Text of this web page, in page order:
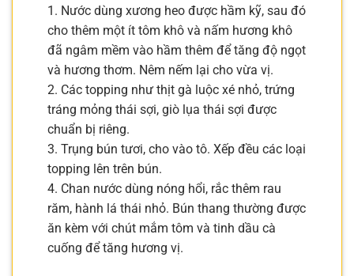
1. Nước dùng xương heo được hầm kỹ, sau đó
cho thêm một ít tôm khô và nấm hương khô
đã ngâm mềm vào hầm thêm để tăng độ ngọt
và hương thơm. Nêm nếm lại cho vừa vị.
2. Các topping như thịt gà luộc xé nhỏ, trứng
tráng mỏng thái sợi, giò lụa thái sợi được
chuẩn bị riêng.
3. Trụng bún tươi, cho vào tô. Xếp đều các loại
topping lên trên bún.
4. Chan nước dùng nóng hổi, rắc thêm rau
răm, hành lá thái nhỏ. Bún thang thường được
ăn kèm với chút mắm tôm và tinh dầu cà
cuống để tăng hương vị.